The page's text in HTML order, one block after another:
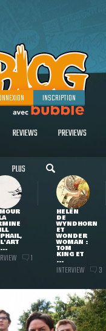
INSCRIPTION
REVIEWS PREVIEWS
PLUS
1
HELEN
DE
WYNDHORN
ET
WONDER
WOMAN :
TOM
KING ET
...
INTERVIEW 3